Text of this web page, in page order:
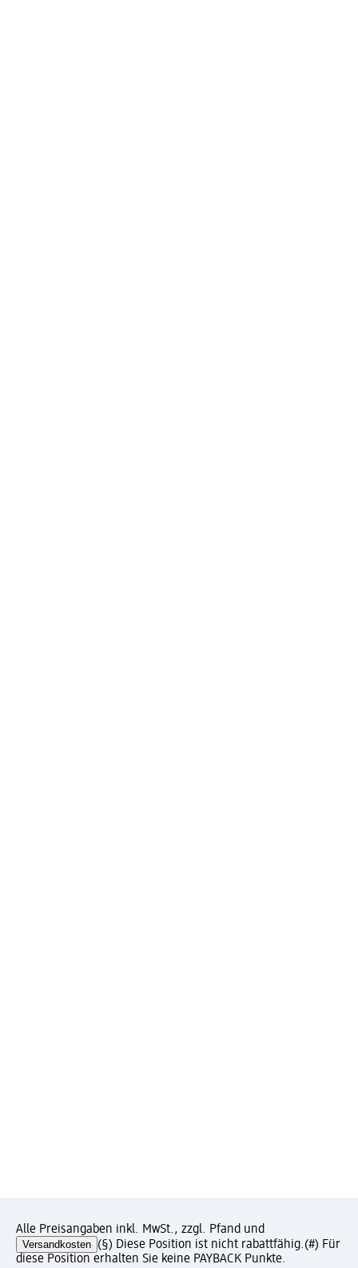
Alle Preisangaben inkl. MwSt., zzgl. Pfand und
Versandkosten (§) Diese Position ist nicht rabattfähig.(#) Für
diese Position erhalten Sie keine PAYBACK Punkte.